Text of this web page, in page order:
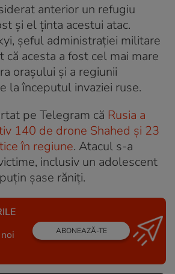
anterior un refugiu
și el ținta acestui atac.
șeful administrației militare
că acesta a fost cel mai mare
orașului și a regiunii
la începutul invaziei ruse.
pe Telegram că Rusia a
140 de drone Shahed și 23
în regiune. Atacul s-a
inclusiv un adolescent
șase răniți.
ABONEAZĂ-TE